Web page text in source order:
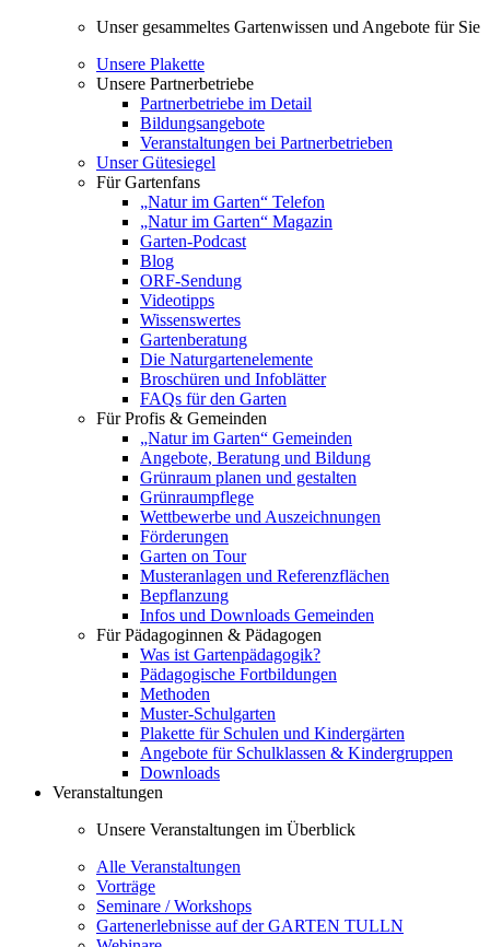
Unser gesammeltes Gartenwissen und Angebote für Sie
Unsere Plakette
Unsere Partnerbetriebe
Partnerbetriebe im Detail
Bildungsangebote
Veranstaltungen bei Partnerbetrieben
Unser Gütesiegel
Für Gartenfans
„Natur im Garten“ Telefon
„Natur im Garten“ Magazin
Garten-Podcast
Blog
ORF-Sendung
Videotipps
Wissenswertes
Gartenberatung
Die Naturgartenelemente
Broschüren und Infoblätter
FAQs für den Garten
Für Profis & Gemeinden
„Natur im Garten“ Gemeinden
Angebote, Beratung und Bildung
Grünraum planen und gestalten
Grünraumpflege
Wettbewerbe und Auszeichnungen
Förderungen
Garten on Tour
Musteranlagen und Referenzflächen
Bepflanzung
Infos und Downloads Gemeinden
Für Pädagoginnen & Pädagogen
Was ist Gartenpädagogik?
Pädagogische Fortbildungen
Methoden
Muster-Schulgarten
Plakette für Schulen und Kindergärten
Angebote für Schulklassen & Kindergruppen
Downloads
Veranstaltungen
Unsere Veranstaltungen im Überblick
Alle Veranstaltungen
Vorträge
Seminare / Workshops
Gartenerlebnisse auf der GARTEN TULLN